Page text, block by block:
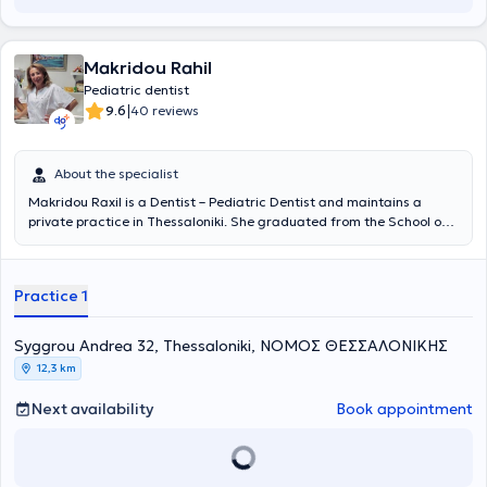
Makridou Rahil
Pediatric dentist
9.6|40 reviews
About the specialist
Makridou Raxil is a Dentist – Pediatric Dentist and maintains a
private practice in Thessaloniki. She graduated from the School of
postgraduate training in pediatric dentistry at the School of
England. She possesses extensive academic and professional
experience in the field and her practice caters to the needs of both
children and adults.
Practice 1
Syggrou Andrea 32, Thessaloniki, ΝΟΜΟΣ ΘΕΣΣΑΛΟΝΙΚΗΣ
12,3 km
Next availability Book appointment